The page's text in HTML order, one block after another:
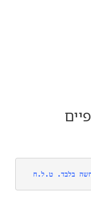
בלבד. ט.ל.ח